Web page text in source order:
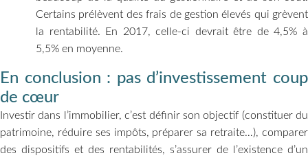
Certains prélèvent des frais de gestion élevés qui grèvent
la rentabilité. En 2017, celle-ci devrait être de 4,5% à
5,5% en moyenne.
En conclusion : pas d’investissement coup
de cœur
Investir dans l’immobilier, c’est définir son objectif (constituer du
patrimoine, réduire ses impôts, préparer sa retraite…), comparer
des dispositifs et des rentabilités, s’assurer de l’existence d’un